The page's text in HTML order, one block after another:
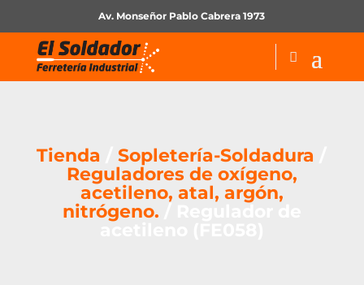
Av. Monseñor Pablo Cabrera 1973
Tienda /Sopletería-Soldadura
Reguladores de oxígeno,
acetileno, atal, argón,
nitrógeno.